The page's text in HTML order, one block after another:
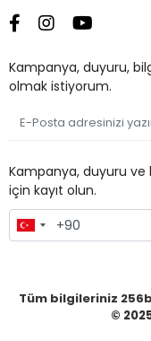
Kampanya, duyuru,
olmak istiyorum.
Kampanya, duyuru
için kayıt olun.
Tüm bilgileriniz
©